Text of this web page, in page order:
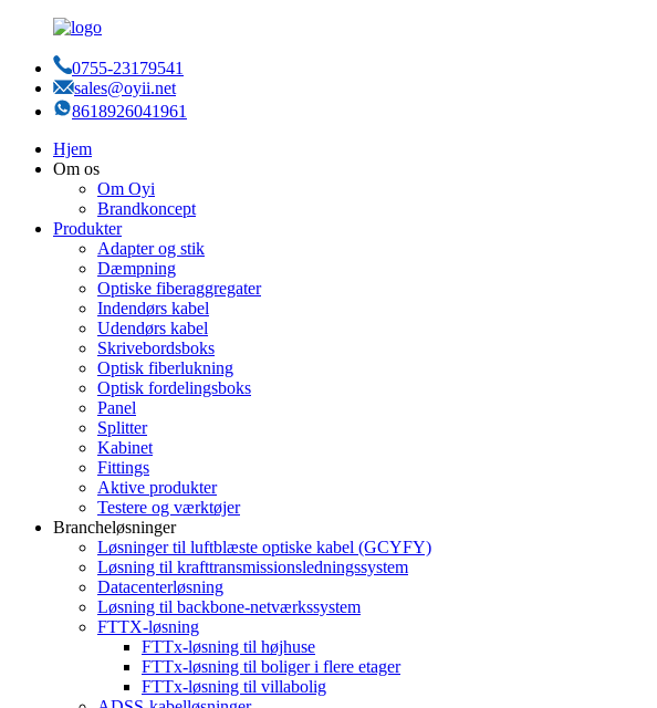
0755-23179541
sales@oyii.net
8618926041961
Hjem
Om os
Om Oyi
Brandkoncept
Produkter
Adapter og stik
Dæmpning
Optiske fiberaggregater
Indendørs kabel
Udendørs kabel
Skrivebordsboks
Optisk fiberlukning
Optisk fordelingsboks
Panel
Splitter
Kabinet
Fittings
Aktive produkter
Testere og værktøjer
Brancheløsninger
Løsninger til luftblæste optiske kabel (GCYFY)
Løsning til krafttransmissionsledningssystem
Datacenterløsning
Løsning til backbone-netværkssystem
FTTX-løsning
FTTx-løsning til højhuse
FTTx-løsning til boliger i flere etager
FTTx-løsning til villabolig